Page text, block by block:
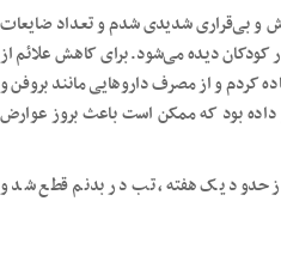
و بی‌قراری شدیدی شدم و تعداد ضایعات
کودکان دیده می‌شود. برای کاهش علائم از
کردم و از مصرف داروهایی مانند بروفن و
داده بود که ممکن است باعث بروز عوارض
حدود یک هفته، تب در بدنم قطع شد و